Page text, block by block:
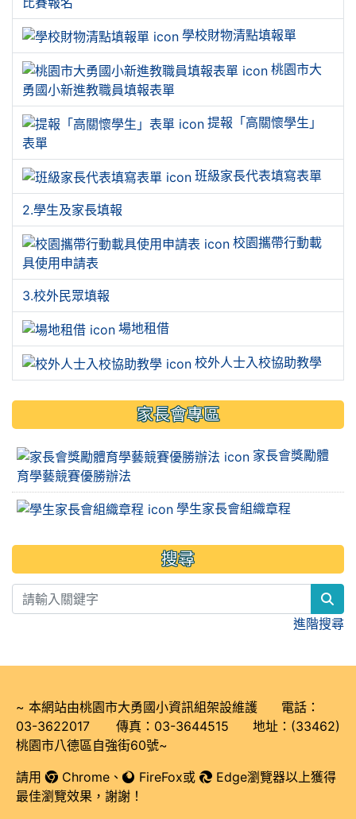
學校財物清點填報單
桃園市大
勇國小新進教職員填報表單
提報「高關懷學生」
表單
班級家長代表填寫表單
2.學生及家長填報
校園攜帶行動載
具使用申請表
3.校外民眾填報
場地租借
校外人士入校協助教學
家長會專區
家長會獎勵體
育學藝競賽優勝辦法
學生家長會組織章程
搜尋
進階搜尋
~ 本網站由桃園市大勇國小資訊組架設維護 電話：
03-3622017 傳真：03-3644515 地址：(33462)
桃園市八德區自強街60號~
請用
Chrome 、 FireFox或
Edge瀏覽器以上獲得
最佳瀏覽效果，謝謝！